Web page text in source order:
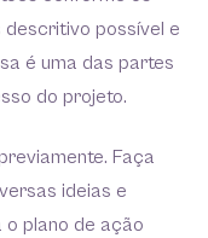
descritivo possível e
é uma das partes
do projeto.
Faça
ideias e
plano de ação